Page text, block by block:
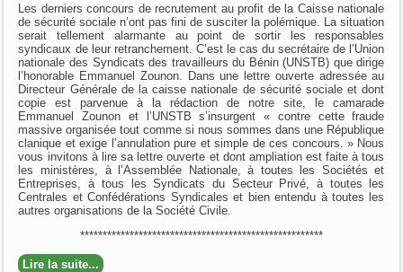
Les derniers concours de recrutement au profit de la Caisse nationale
de sécurité sociale n’ont pas fini de susciter la polémique. La situation
serait tellement alarmante au point de sortir les responsables
syndicaux de leur retranchement. C’est le cas du secrétaire de l’Union
nationale des Syndicats des travailleurs du Bénin (UNSTB) que dirige
l’honorable Emmanuel Zounon. Dans une lettre ouverte adressée au
Directeur Générale de la caisse nationale de sécurité sociale et dont
copie est parvenue à la rédaction de notre site, le camarade
Emmanuel Zounon et l’UNSTB s’insurgent « contre cette fraude
massive organisée tout comme si nous sommes dans une République
clanique et exige l’annulation pure et simple de ces concours. » Nous
vous invitons à lire sa lettre ouverte et dont ampliation est faite à tous
les ministères, à l’Assemblée Nationale, à toutes les Sociétés et
Entreprises, à tous les Syndicats du Secteur Privé, à toutes les
Centrales et Confédérations Syndicales et bien entendu à toutes les
autres organisations de la Société Civile.
******************************************************
Lire la suite...